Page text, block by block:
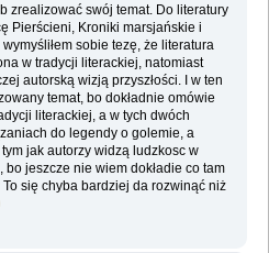
zrealizować swój temat. Do literatury
Pierścieni, Kroniki marsjańskie i
sobie tezę, że literatura
w tradycji literackiej, natomiast
autorską wizją przyszłości. I w ten
temat, bo dokładnie omówie
literackiej, a w tych dwóch
do legendy o golemie, a
jak autorzy widzą ludzkosc w
bo jeszcze nie wiem dokładie co tam
się chyba bardziej da rozwinąć niż